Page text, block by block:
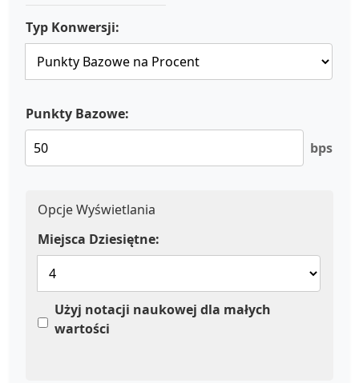
Typ Konwersji:
Punkty Bazowe:
bps
Opcje Wyświetlania
Miejsca Dziesiętne:
Użyj notacji naukowej dla małych
wartości